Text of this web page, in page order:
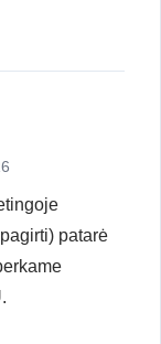
patarė